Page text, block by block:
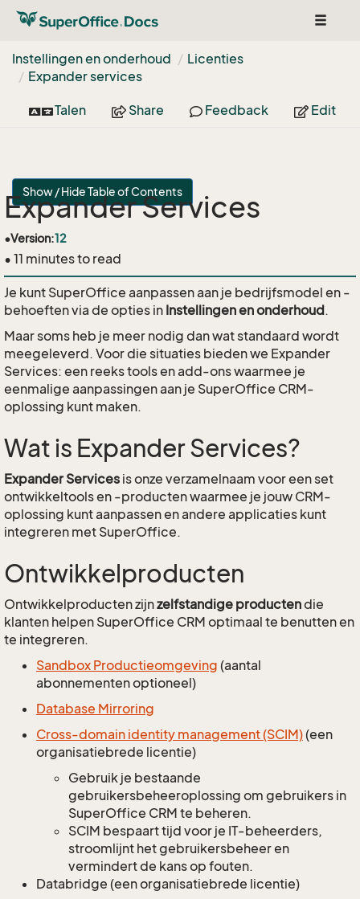
Toggle
Instellingen en onderhoud
Licenties
Expander services
Talen Share Feedback Edit
Show / Hide Table of Contents
Expander Services
•Version:12
• 11 minutes to read
Je kunt SuperOffice aanpassen aan je bedrijfsmodel en -
behoeften via de opties in Instellingen en onderhoud.
Maar soms heb je meer nodig dan wat standaard wordt
meegeleverd. Voor die situaties bieden we Expander
Services: een reeks tools en add-ons waarmee je
eenmalige aanpassingen aan je SuperOffice CRM-
oplossing kunt maken.
Wat is Expander Services?
Expander Services is onze verzamelnaam voor een set
ontwikkeltools en -producten waarmee je jouw CRM-
oplossing kunt aanpassen en andere applicaties kunt
integreren met SuperOffice.
Ontwikkelproducten
Ontwikkelproducten zijnzelfstandige productendie
klanten helpen SuperOffice CRM optimaal te benutten en
te integreren.
Sandbox Productieomgeving (aantal
abonnementen optioneel)
Database Mirroring
Cross-domain identity management (SCIM)(een
organisatiebrede licentie)
Gebruik je bestaande
gebruikersbeheeroplossing om gebruikers in
SuperOffice CRM te beheren.
SCIM bespaart tijd voor je IT-beheerders,
stroomlijnt het gebruikersbeheer en
vermindert de kans op fouten.
Databridge (een organisatiebrede licentie)